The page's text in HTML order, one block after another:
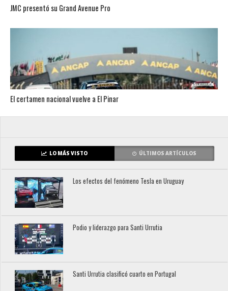
JMC presentó su Grand Avenue Pro
El certamen nacional vuelve a El Pinar
LO MÁS VISTO ÚLTIMOS ARTÍCULOS
Los efectos del fenómeno Tesla en Uruguay
Podio y liderazgo para Santi Urrutia
Santi Urrutia clasificó cuarto en Portugal